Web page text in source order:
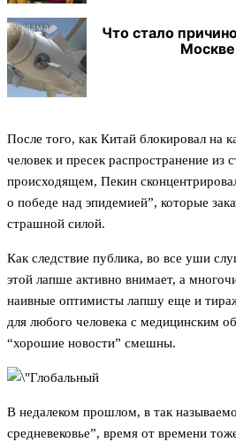
Что стало
Москве
После того, как Китай блокировал на
человек и пресек распространение
происходящем, Пекин
о победе над эпидемией”, которые
страшной силой.
Как следствие публика, во все уши
этой лапше активно внимает, а
наивные оптимисты лапшу еще и
для любого человека с медицинским
“хорошие новости” смешны.
В недалеком прошлом, в так
средневековье”, время от времени